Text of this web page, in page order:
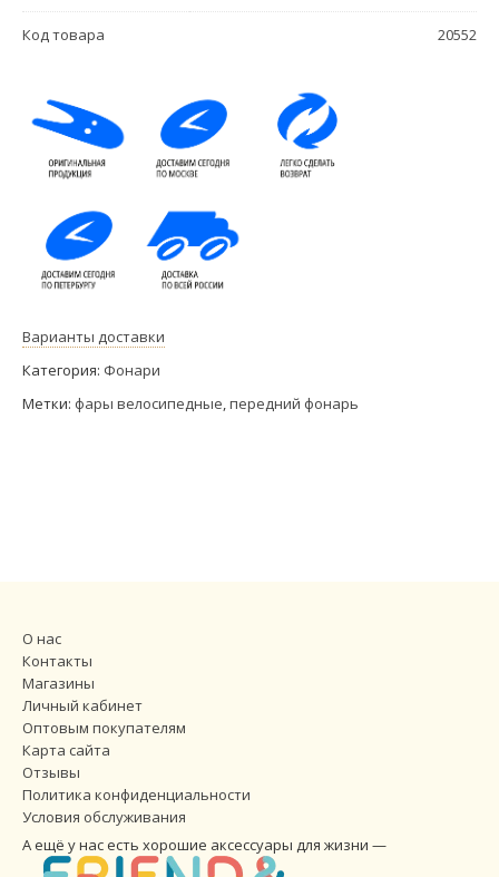
Код товара 20552
Варианты доставки
Категория: Фонари
Метки: фары велосипедные,передний фонарь
О нас
Контакты
Магазины
Личный кабинет
Оптовым покупателям
Карта сайта
Отзывы
Политика конфиденциальности
Условия обслуживания
А ещё у нас есть хорошие аксессуары для жизни —